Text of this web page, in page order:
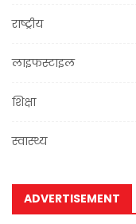
राष्ट्रीय
लाइफस्टाइल
शिक्षा
स्वास्थ्य
ADVERTISEMENT